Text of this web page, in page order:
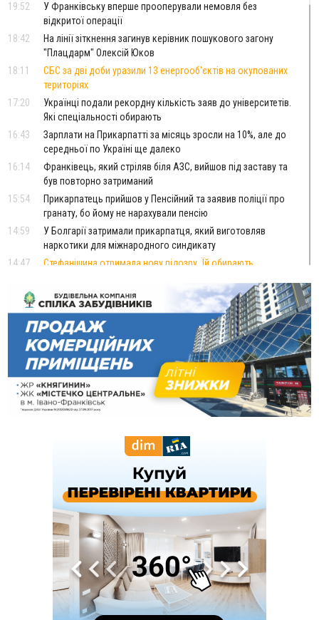
19:52
У Франківську вперше прооперували немовля без
відкритої операції
18:42
На лінії зіткнення загинув керівник пошукового загону
"Плацдарм" Олексій Юков
18:11
СБС за дві доби уразили 13 енергооб'єктів на окупованих
територіях
17:20
Українці подали рекордну кількість заяв до університетів.
Які спеціальності обирають
16:43
Зарплати на Прикарпатті за місяць зросли на 10%, але до
середньої по Україні ще далеко
16:14
Франківець, який стріляв біля АЗС, вийшов під заставу та
був повторно затриманий
15:54
Прикарпатець прийшов у Пенсійний та заявив поліції про
гранату, бо йому не нарахували пенсію
14:59
У Болгарії затримали прикарпатця, який виготовляв
наркотики для міжнародного синдикату
14:47
Стефанішина отримала нову підозру. Їй обирають
14:02
«Пілот з Лондона» видурив у жительки Коломийщини
майже 64 тисячі гривень
13:13
У четвер на Прикарпатті очікується сильна спека до 39°
13:00
На Снятинщині спіймали чоловіка, який зливав з цистерни
у полі невідому речовину
12:29
У МОЗ змінили підхід до госпіталізації та оновили правила
роботи стаціонарів
12:07
На межі Прикарпаття і Тернопільщини невідомі засипали
У Франківську та Яремче зафіксували нові температурні
Росія вдарила по Харкову "Бандероллю": є постраждалі,
пошкоджено цивільне підприємство
Верховний суд повернув державі 1,5 га лісу із трьома
ставками в Івано-Франківській громаді
На Каскаді замість веж планують зробити сквер з
дитмайданчиком
На Верховинщині під час пожежі будинку травмувалась
жінка
35 цимбалістів на Говерлі встановили Рекорд